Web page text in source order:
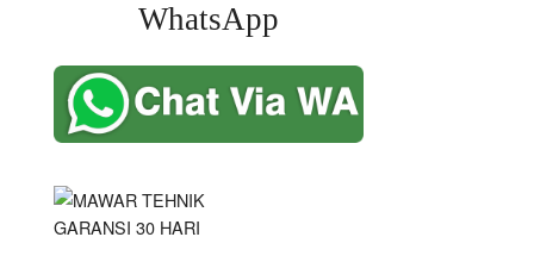
WhatsApp